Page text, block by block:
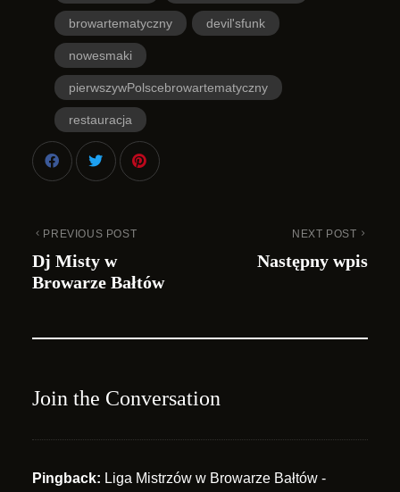
browartematyczny devil'sfunk
nowesmaki
pierwszywPolscebrowartematyczny
restauracja
PREVIOUS POST
Dj Misty w
Browarze Bałtów
NEXT POST
Następny wpis
Join the Conversation
Pingback: Liga Mistrzów w Browarze Bałtów -